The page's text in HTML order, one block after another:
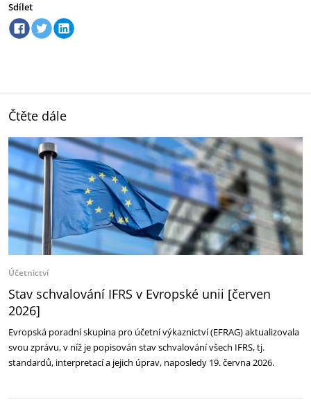
Sdílet
Čtěte dále
Účetnictví
Stav schvalování IFRS v Evropské unii [červen
2026]
Evropská poradní skupina pro účetní výkaznictví (EFRAG) aktualizovala
svou zprávu, v níž je popisován stav schvalování všech IFRS, tj.
standardů, interpretací a jejich úprav, naposledy 19. června 2026.